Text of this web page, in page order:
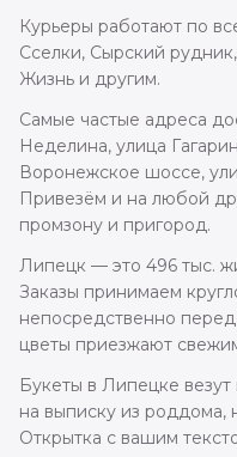
Курьеры работают по
Сселки, Сырский
Жизнь и другим.
Самые частые адреса
Неделина, улица
Воронежское шоссе,
Привезём и на любой
промзону и пригород.
Липецк — это 496 тыс.
Заказы принимаем
непосредственно
цветы приезжают
Букеты в Липецке
на выписку из роддома,
Открытка с вашим